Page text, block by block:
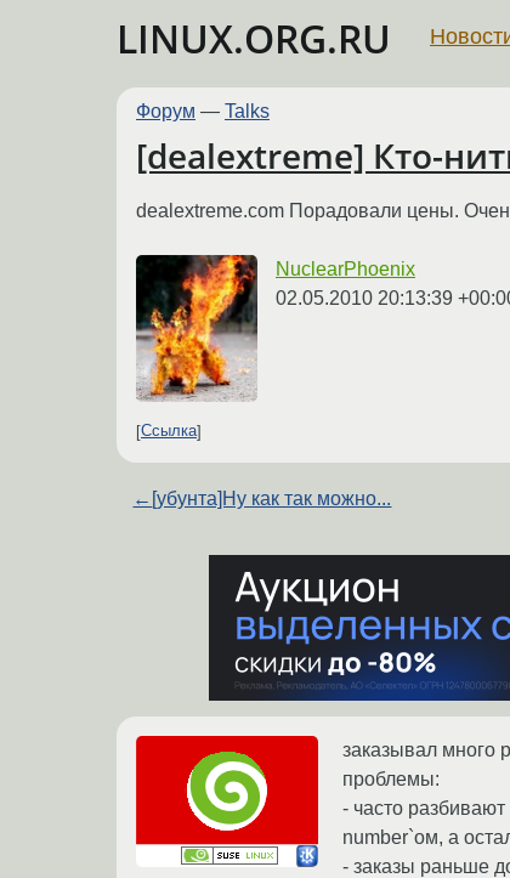
LINUX.ORG.RU
Форум — Talks
[dealextreme] Кто-
dealextreme.com Порадовали цены.
NuclearPhoenix
02.05.2010 20:13:39
Ссылка
← [убунта]Ну как так можно...
заказывал много
проблемы:
- часто
number`ом, а
- заказы раньше